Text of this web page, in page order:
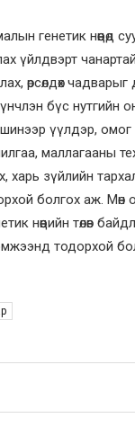
генетик нөөцөд
үйлдвэрт
өрсөлдөх
бүс нутгийн
үүлдэр,
маллагааны
зүйлийн
болгох аж. Мөн
нөөцийн төлөв
тодорхой